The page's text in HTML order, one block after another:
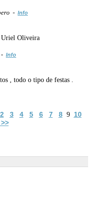
- Info
Uriel Oliveira
Info
, todo o tipo de festas .
2 3 4 5 6 7 89 10